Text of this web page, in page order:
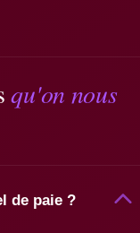
qu'on nous
de paie ?